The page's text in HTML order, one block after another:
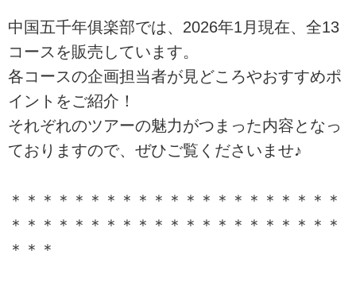
中国五千年俱楽部では、2026年1月現在、全13
コースを販売しています。
各コースの企画担当者が見どころやおすすめポ
イントをご紹介！
それぞれのツアーの魅力がつまった内容となっ
ておりますので、ぜひご覧くださいませ♪
＊＊＊＊＊＊＊＊＊＊＊＊＊＊＊＊＊＊＊＊＊
＊＊＊＊＊＊＊＊＊＊＊＊＊＊＊＊＊＊＊＊＊
＊＊＊